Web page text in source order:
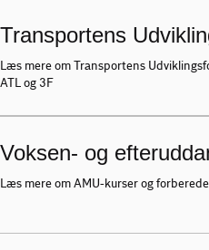
Transportens
Læs mere om Transportens
ATL og 3F
Voksen- og
Læs mere om AMU-kurser og